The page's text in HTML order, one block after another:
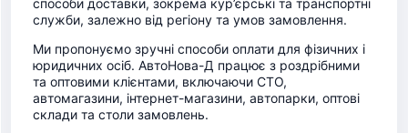
способи доставки, зокрема кур’єрські та транспортні
служби, залежно від регіону та умов замовлення.
Ми пропонуємо зручні способи оплати для фізичних і
юридичних осіб. АвтоНова-Д працює з роздрібними
та оптовими клієнтами, включаючи СТО,
автомагазини, інтернет-магазини, автопарки, оптові
склади та столи замовлень.